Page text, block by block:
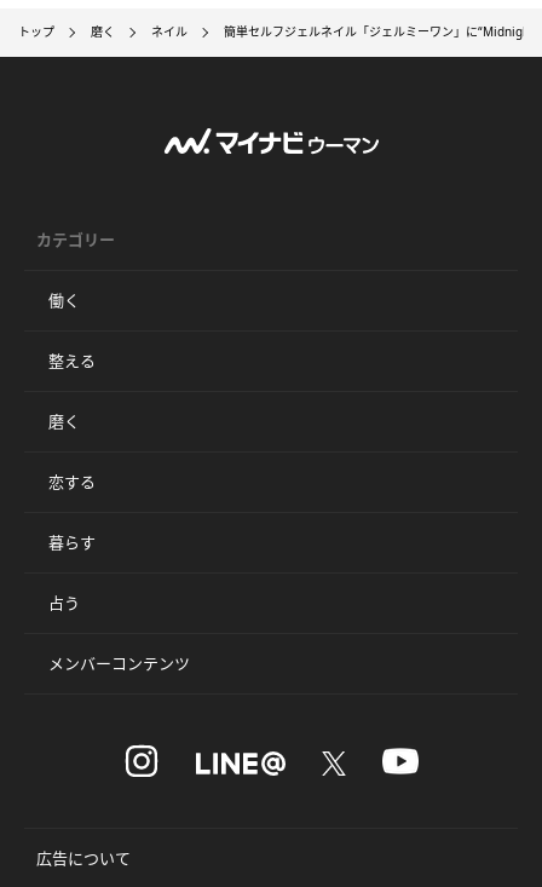
トップ 磨く ネイル 簡単セルフジェルネイル「ジェルミーワン」に“Midnight
カテゴリー
働く
整える
磨く
恋する
暮らす
占う
メンバーコンテンツ
広告について